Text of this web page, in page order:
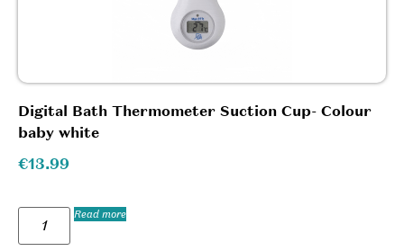
Digital Bath Thermometer Suction Cup- Colour
baby white
€13.99
Read more